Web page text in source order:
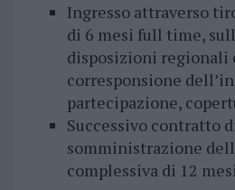
Ingresso attraverso
di 6 mesi full time,
disposizioni regionali
corresponsione
partecipazione,
Successivo contratto
somministrazione
complessiva di 12